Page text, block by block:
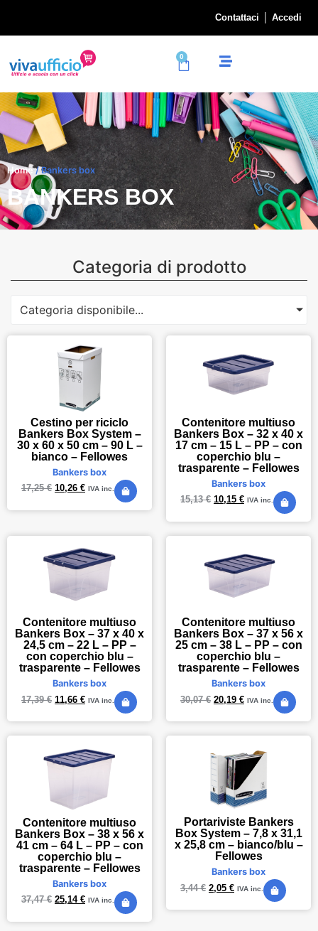
Contattaci Accedi
0
Home/ Bankers box
BANKERS BOX
Categoria di prodotto
Categoria disponibile...
Cestino per riciclo
Bankers Box System –
30 x 60 x 50 cm – 90 L –
bianco – Fellowes
Bankers box
17,25€ 10,26 € IVA inc.
Contenitore multiuso
Bankers Box – 32 x 40 x
17 cm – 15 L – PP – con
coperchio blu –
trasparente – Fellowes
Bankers box
15,13€ 10,15 € IVA inc.
Contenitore multiuso
Bankers Box – 37 x 40 x
24,5 cm – 22 L – PP –
con coperchio blu –
trasparente – Fellowes
Bankers box
17,39€ 11,66 € IVA inc.
Contenitore multiuso
Bankers Box – 37 x 56 x
25 cm – 38 L – PP – con
coperchio blu –
trasparente – Fellowes
Bankers box
30,07€ 20,19 € IVA inc.
Contenitore multiuso
Bankers Box – 38 x 56 x
41 cm – 64 L – PP – con
coperchio blu –
trasparente – Fellowes
Bankers box
37,47€ 25,14 € IVA inc.
Portariviste Bankers
Box System – 7,8 x 31,1
x 25,8 cm – bianco/blu –
Fellowes
Bankers box
3,44€ 2,05 € IVA inc.